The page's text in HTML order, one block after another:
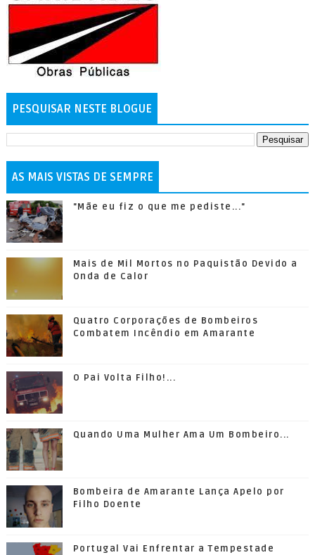
PESQUISAR NESTE BLOGUE
AS MAIS VISTAS DE SEMPRE
"Mãe eu fiz o que me pediste..."
Mais de Mil Mortos no Paquistão Devido a
Onda de Calor
Quatro Corporações de Bombeiros
Combatem Incêndio em Amarante
O Pai Volta Filho!...
Quando Uma Mulher Ama Um Bombeiro...
Bombeira de Amarante Lança Apelo por
Filho Doente
Portugal Vai Enfrentar a Tempestade